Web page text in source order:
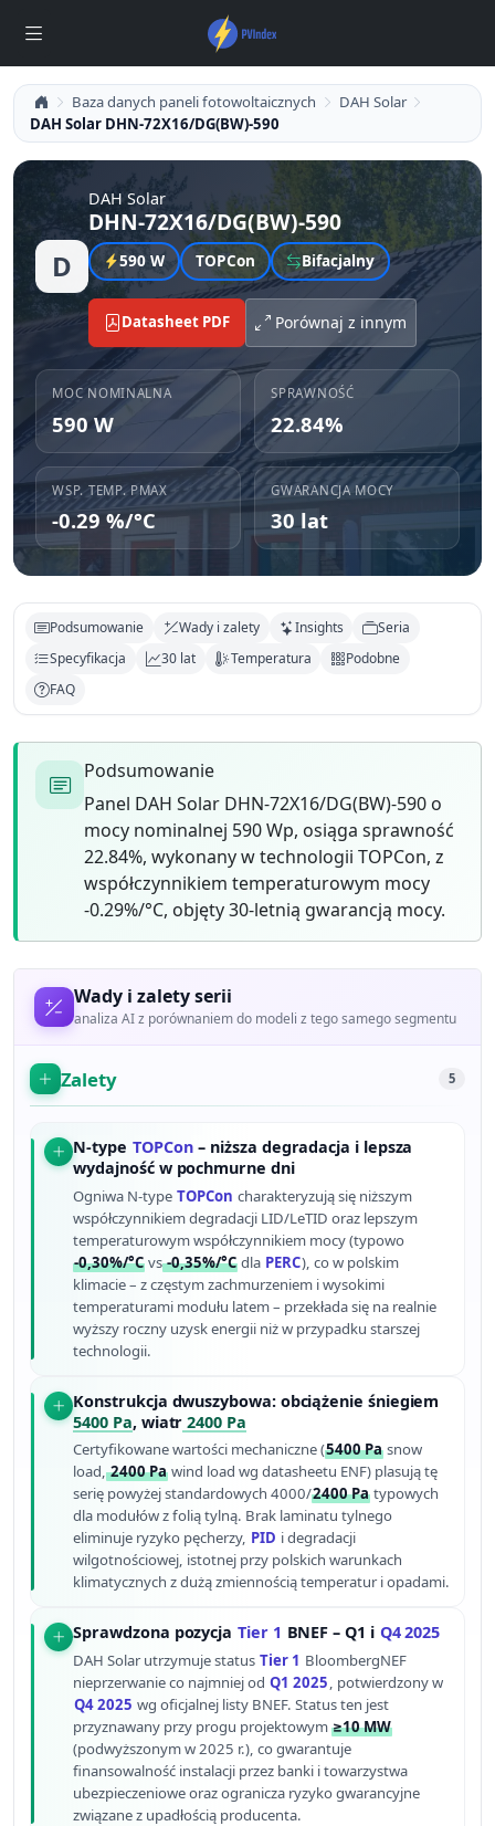
Baza danych paneli fotowoltaicznych
DAH Solar
DAH Solar DHN-72X16/DG(BW)-590
D
DAH Solar
DHN-72X16/DG(BW)-590
590 W TOPCon Bifacjalny
Datasheet PDF Porównaj z innym
MOC NOMINALNA
590 W
SPRAWNOŚĆ
22.84%
WSP. TEMP. PMAX
-0.29 %/°C
GWARANCJA MOCY
30 lat
Podsumowanie Wady i zalety Insights
Seria
Specyfikacja
30 lat Temperatura
Podobne
FAQ
Podsumowanie
Panel DAH Solar DHN-72X16/DG(BW)-590 o
mocy nominalnej 590 Wp, osiąga sprawność
22.84%, wykonany w technologii TOPCon, z
współczynnikiem temperaturowym mocy
-0.29%/°C, objęty 30-letnią gwarancją mocy.
Wady i zalety serii
analiza AI z porównaniem do modeli z tego samego segmentu
Zalety 5
N-type TOPCon – niższa degradacja i lepsza
wydajność w pochmurne dni
Ogniwa N-type TOPCon charakteryzują się niższym
współczynnikiem degradacji LID/LeTID oraz lepszym
temperaturowym współczynnikiem mocy (typowo
-0,30%/°C vs-0,35%/°C dla PERC), co w polskim
klimacie – z częstym zachmurzeniem i wysokimi
temperaturami modułu latem – przekłada się na realnie
wyższy roczny uzysk energii niż w przypadku starszej
technologii.
Konstrukcja dwuszybowa: obciążenie śniegiem
5400 Pa, wiatr 2400 Pa
Certyfikowane wartości mechaniczne (5400 Pa snow
load,2400 Pa wind load wg datasheetu ENF) plasują tę
serię powyżej standardowych 4000/2400 Pa typowych
dla modułów z folią tylną. Brak laminatu tylnego
eliminuje ryzyko pęcherzy, PID i degradacji
wilgotnościowej, istotnej przy polskich warunkach
klimatycznych z dużą zmiennością temperatur i opadami.
Sprawdzona pozycja Tier 1 BNEF – Q1 i Q4 2025
DAH Solar utrzymuje status Tier 1 BloombergNEF
nieprzerwanie co najmniej od Q1 2025, potwierdzony w
Q4 2025 wg oficjalnej listy BNEF. Status ten jest
przyznawany przy progu projektowym≥10 MW
(podwyższonym w 2025 r.), co gwarantuje
finansowalność instalacji przez banki i towarzystwa
ubezpieczeniowe oraz ogranicza ryzyko gwarancyjne
związane z upadłością producenta.